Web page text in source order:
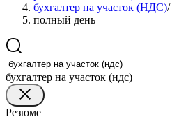
бухгалтер на участок (НДС)/
полный день
бухгалтер на участок (ндс)
Резюме